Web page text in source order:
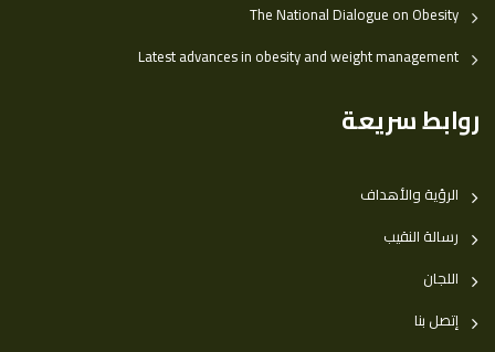
The National Dialogue on Obesity
Latest advances in obesity and weight management
روابط سريعة
الرؤية والأهداف
رسالة النقيب
اللجان
إتصل بنا